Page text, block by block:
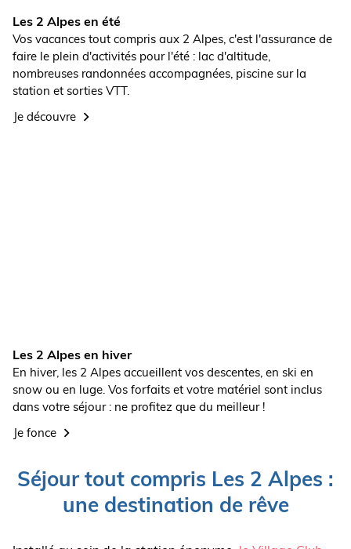
Les 2 Alpes en été
Vos vacances tout compris aux 2 Alpes, c'est l'assurance de
faire le plein d'activités pour l'été : lac d'altitude,
nombreuses randonnées accompagnées, piscine sur la
station et sorties VTT.
Je découvre
Les 2 Alpes en hiver
En hiver, les 2 Alpes accueillent vos descentes, en ski en
snow ou en luge. Vos forfaits et votre matériel sont inclus
dans votre séjour : ne profitez que du meilleur !
Je fonce
Séjour tout compris Les 2 Alpes :
une destination de rêve